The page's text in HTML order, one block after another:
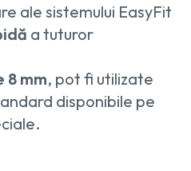
ale sistemului EasyFit
a tuturor
8 mm, pot fi utilizate
disponibile pe